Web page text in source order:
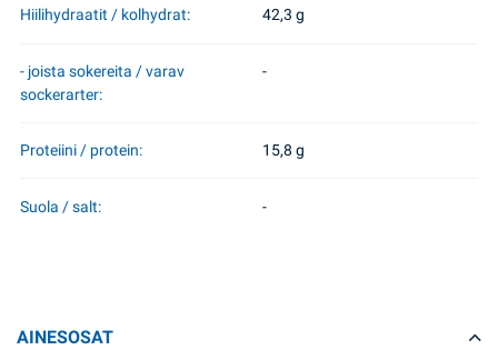
Hiilihydraatit / kolhydrat: 42,3 g
- joista sokereita / varav
sockerarter:
-
Proteiini / protein: 15,8 g
Suola / salt: -
AINESOSAT